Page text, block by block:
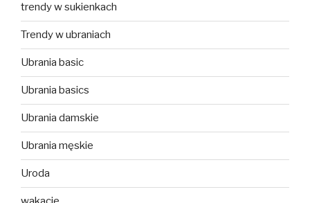
trendy w sukienkach
Trendy w ubraniach
Ubrania basic
Ubrania basics
Ubrania damskie
Ubrania męskie
Uroda